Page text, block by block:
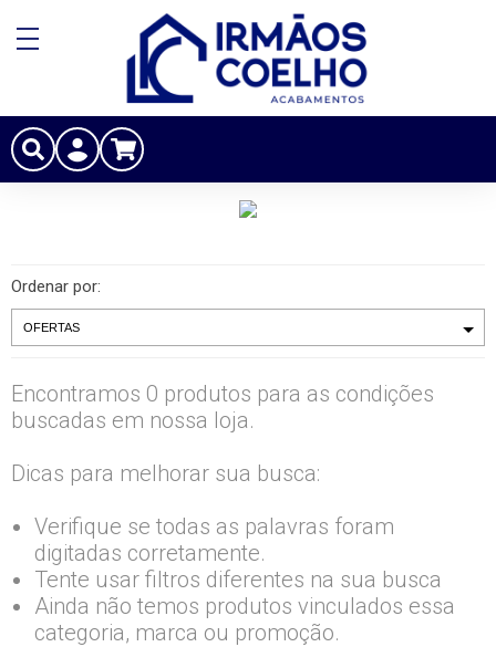
Ordenar por:
Encontramos 0 produtos para as condições
buscadas em nossa loja.
Dicas para melhorar sua busca:
Verifique se todas as palavras foram
digitadas corretamente.
Tente usar filtros diferentes na sua busca
Ainda não temos produtos vinculados essa
categoria, marca ou promoção.